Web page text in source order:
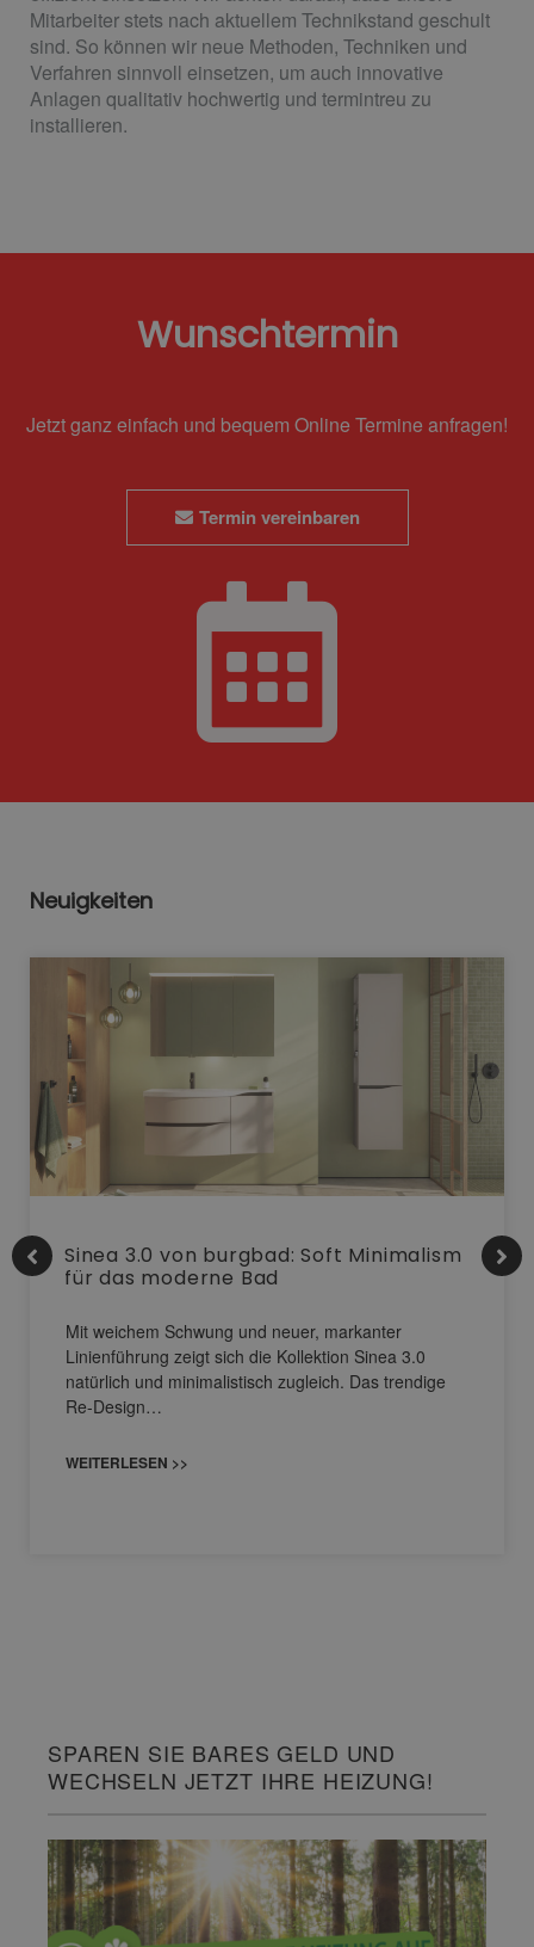
Mitarbeiter stets nach aktuellem Technikstand geschult
sind. So können wir neue Methoden, Techniken und
Verfahren sinnvoll einsetzen, um auch innovative
Anlagen qualitativ hochwertig und termintreu zu
installieren.
Wunschtermin
Jetzt ganz einfach und bequem Online Termine anfragen!
Termin vereinbaren
Neuigkeiten
Sinea 3.0 von burgbad: Soft Minimalism
für das moderne Bad
Mit weichem Schwung und neuer, markanter
Linienführung zeigt sich die Kollektion Sinea 3.0
natürlich und minimalistisch zugleich. Das trendige
Re-Design…
WEITERLESEN >>
SPAREN SIE BARES GELD UND
WECHSELN JETZT IHRE HEIZUNG!